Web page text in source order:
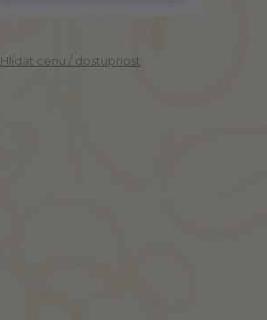
Hlídat cenu / dostupnost